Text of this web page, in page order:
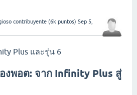
contribuyente (6k puntos) Sep 5,
Plus และรุ่น 6
งพอต: จาก Infinity Plus สู่